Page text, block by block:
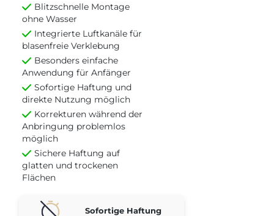
Blitzschnelle Montage
ohne Wasser
Integrierte Luftkanäle für
blasenfreie Verklebung
Besonders einfache
Anwendung für Anfänger
Sofortige Haftung und
direkte Nutzung möglich
Korrekturen während der
Anbringung problemlos
möglich
Sichere Haftung auf
glatten und trockenen
Flächen
Sofortige Haftung